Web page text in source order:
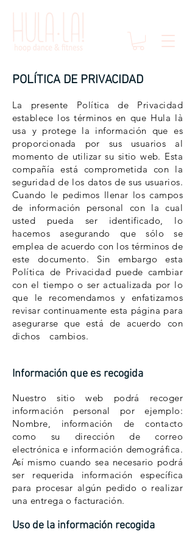
POLÍTICA DE PRIVACIDAD
La presente Política de Privacidad
establece los términos en que Hula là
usa y protege la información que es
proporcionada por sus usuarios al
momento de utilizar su sitio web. Esta
compañía está comprometida con la
seguridad de los datos de sus usuarios.
Cuando le pedimos llenar los campos
de información personal con la cual
usted pueda ser identificado, lo
hacemos asegurando que sólo se
emplea de acuerdo con los términos de
este documento. Sin embargo esta
Política de Privacidad puede cambiar
con el tiempo o ser actualizada por lo
que le recomendamos y enfatizamos
revisar continuamente esta página para
asegurarse que está de acuerdo con
dichos cambios.
Información que es recogida
Nuestro sitio web podrá recoger
información personal por ejemplo:
Nombre, información de contacto
como su dirección de correo
electrónica e información demográfica.
Así mismo cuando sea necesario podrá
ser requerida información específica
para procesar algún pedido o realizar
una entrega o facturación.
Uso de la información recogida